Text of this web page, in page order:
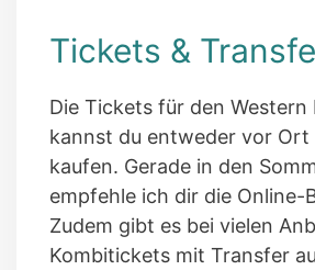
Tickets &
Die Tickets für den Western
kannst du entweder vor Ort
kaufen. Gerade in den
empfehle ich dir die Online-
Zudem gibt es bei vielen
Kombitickets mit Transfer